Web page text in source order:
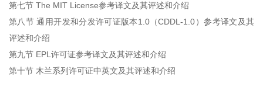
第七节 The MIT License参考译文及其评述和介绍
第八节 通用开发和分发许可证版本1.0（CDDL-1.0）参考译文及其
评述和介绍
第九节 EPL许可证参考译文及其评述和介绍
第十节 木兰系列许可证中英文及其评述和介绍